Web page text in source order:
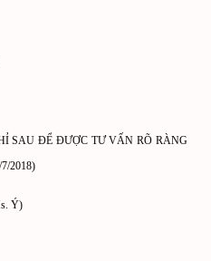
SAU ĐỂ ĐƯỢC TƯ VẤN RÕ RÀNG
2018)
Ý)